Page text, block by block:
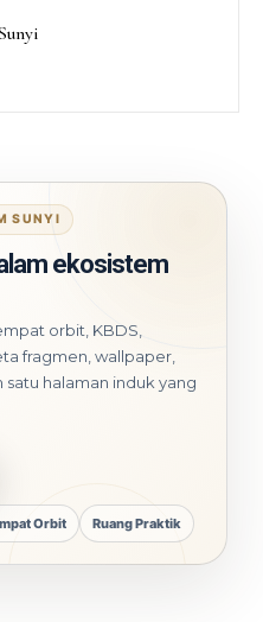
SUNYI
ekosistem
orbit, KBDS,
fragmen, wallpaper,
halaman induk yang
Orbit Ruang Praktik